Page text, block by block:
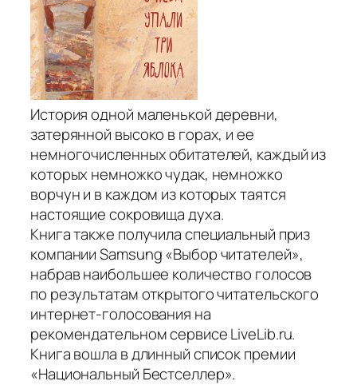
История одной маленькой деревни,
затерянной высоко в горах, и ее
немногочисленных обитателей, каждый из
которых немножко чудак, немножко
ворчун и в каждом из которых таятся
настоящие сокровища духа.
Книга также получила специальный приз
компании Samsung «Выбор читателей»,
набрав наибольшее количество голосов
по результатам открытого читательского
интернет-голосования на
рекомендательном сервисе LiveLib.ru.
Книга вошла в длинный список премии
«Национальный Бестселлер».